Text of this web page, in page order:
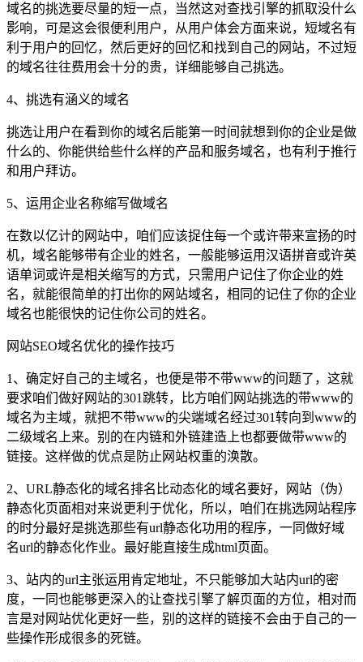
域名的挑选要尽量的短一点，当然这对查找引擎的抓取没什么
影响，可是这会很便利用户，从用户体会方面来说，短域名有
利于用户的回忆，然后更好的回忆和找到自己的网站，不过短
的域名往往费用会十分的贵，详细能够自己挑选。
4、挑选有涵义的域名
挑选让用户在看到你的域名后能第一时间就想到你的企业是做
什么的、你能供给些什么样的产品和服务域名，也有利于推行
和用户拜访。
5、运用企业名称缩写做域名
在数以亿计的网站中，咱们应该捉住每一个或许带来宣扬的时
机，域名能够带有企业的姓名，一般能够运用汉语拼音或许英
语单词或许是相关缩写的方式，只需用户记住了你企业的姓
名，就能很简单的打出你的网站域名，相同的记住了你的企业
域名也能很快的记住你公司的姓名。
网站SEO域名优化的操作技巧
1、 确定好自己的主域名 ，也便是带不带www的问题了，这就
要求咱们做好网站的301跳转，比方咱们网站挑选的带www的
域名为主域，就把不带www的尖端域名经过301转向到www的
二级域名上来。别的在内链和外链建造上也都要做带www的
链接。这样做的优点是防止网站权重的涣散。
2、 URL静态化的域名排名比动态化的域名要好，网站（伪）
静态化页面相对来说更利于优化，所以，咱们在挑选网站程序
的时分最好是挑选那些有url静态化功用的程序，一同做好域
名url的静态化作业。最好能直接生成html页面。
3、 站内的url主张运用肯定地址，不只能够加大站内url的密
度，一同也能够更深入的让查找引擎了解页面的方位，相对而
言是对网站优化更好一些，别的这样的链接不会由于自己的一
些操作形成很多的死链。